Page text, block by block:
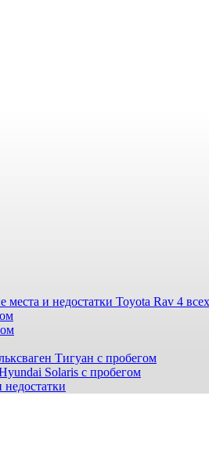
места и недостатки Toyota Rav 4
Тигуан с пробегом
Solaris с пробегом